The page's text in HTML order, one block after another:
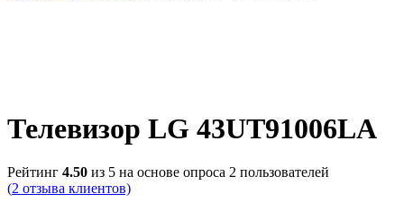
Телевизор LG 43UT91006LA
Рейтинг 4.50 из 5 на основе опроса 2 пользователей
(2 отзыва клиентов)